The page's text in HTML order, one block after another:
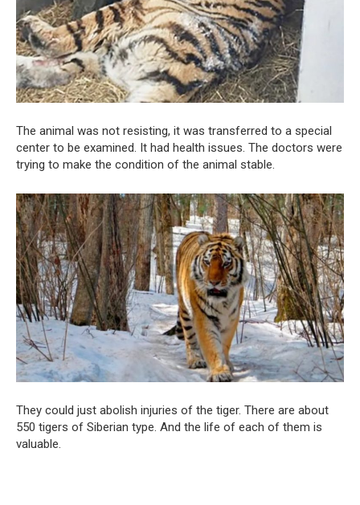
The animal was not resisting, it was transferred to a special
center to be examined. It had health issues. The doctors were
trying to make the condition of the animal stable.
They could just abolish injuries of the tiger. There are about
550 tigers of Siberian type. And the life of each of them is
valuable.